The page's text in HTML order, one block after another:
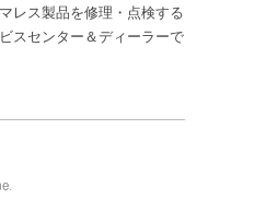
レス製品を修理・点検する
スセンター＆ディーラーで